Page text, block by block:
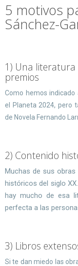
5 motivos
Sánchez-
1) Una
premios
Como hemos
el Planeta 2024, pero
de Novela Fernando
2) Contenido
Muchas de sus
históricos del siglo
hay mucho de esa
perfecta a las
3) Libros
Si te dan miedo las